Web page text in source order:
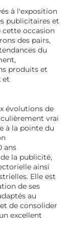
à l'exposition
publicitaires et
cette occasion
des pairs,
du
produits et
et
évolutions de
vrai
à la pointe du
ans
la publicité,
ainsi
Elle est
de ses
au
de consolider
excellent